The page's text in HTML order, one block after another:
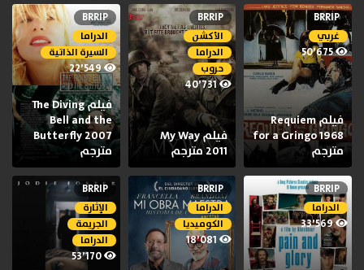
BRRIP
غربي
50٬675
فيلم Requiem
for a Gringo 1968
مترجم
BRRIP
الأكشن
الدراما
حروب
40٬731
فيلم My Way
2011 مترجم
BRRIP
الدراما
السيرة الذاتية
22٬549
فيلم The Diving
Bell and the
Butterfly 2007
مترجم
BRRIP
الدراما
33٬569
BRRIP
الدراما
الكوميديا
18٬081
BRRIP
الإثارة
الجريمة
الدراما
53٬170